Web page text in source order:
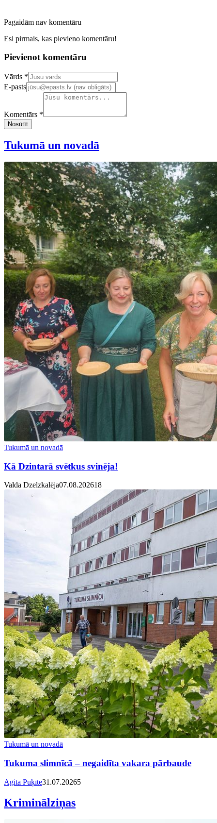
Pagaidām nav komentāru
Esi pirmais, kas pievieno komentāru!
Pievienot komentāru
Confirm your email address
Vārds *
E-pasts
Komentārs *
Nosūtīt
Tukumā un novadā
Tukumā un novadā
Kā Dzintarā svētkus svinēja!
Valda Dzelzkalēja07.08.202618
Tukumā un novadā
Tukuma slimnīcā – negaidīta vakara pārbaude
Agita Puķīte31.07.20265
Kriminālziņas